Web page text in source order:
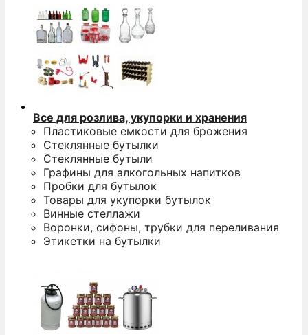
Все для розлива, укупорки и хранения
Пластиковые емкости для брожения
Стеклянные бутылки
Стеклянные бутыли
Графины для алкогольных напитков
Пробки для бутылок
Товары для укупорки бутылок
Винные стеллажи
Воронки, сифоны, трубки для переливания
Этикетки на бутылки